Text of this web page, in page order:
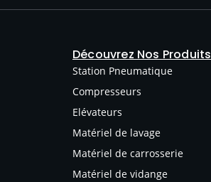
Découvrez Nos Produits
Station Pneumatique
Compresseurs
Elévateurs
Matériel de lavage
Matériel de carrosserie
Matériel de vidange